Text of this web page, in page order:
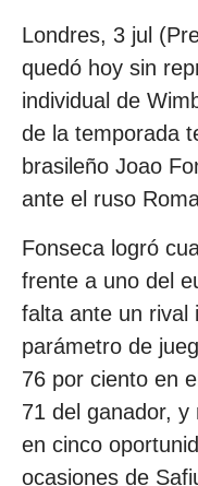
Londres, 3 jul
quedó hoy sin
individual de
de la temporada
brasileño Joao
ante el ruso
Fonseca logró
frente a uno del
falta ante un rival
parámetro de
76 por ciento en
71 del ganador,
en cinco
ocasiones de